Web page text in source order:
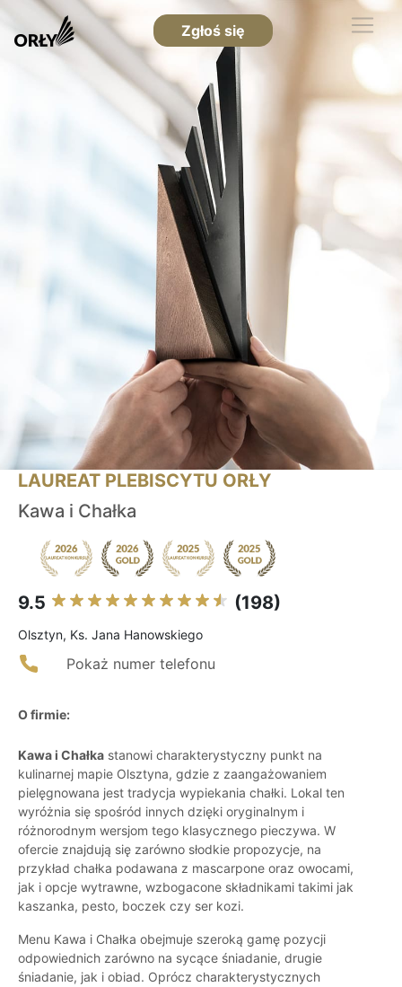
Zgłoś się
LAUREAT PLEBISCYTU ORŁY
Kawa i Chałka
9.5 (198)
Olsztyn, Ks. Jana Hanowskiego
Pokaż numer telefonu
O firmie:
Kawa i Chałka stanowi charakterystyczny punkt na
kulinarnej mapie Olsztyna, gdzie z zaangażowaniem
pielęgnowana jest tradycja wypiekania chałki. Lokal ten
wyróżnia się spośród innych dzięki oryginalnym i
różnorodnym wersjom tego klasycznego pieczywa. W
ofercie znajdują się zarówno słodkie propozycje, na
przykład chałka podawana z mascarpone oraz owocami,
jak i opcje wytrawne, wzbogacone składnikami takimi jak
kaszanka, pesto, boczek czy ser kozi.
Menu Kawa i Chałka obejmuje szeroką gamę pozycji
odpowiednich zarówno na sycące śniadanie, drugie
śniadanie, jak i obiad. Oprócz charakterystycznych